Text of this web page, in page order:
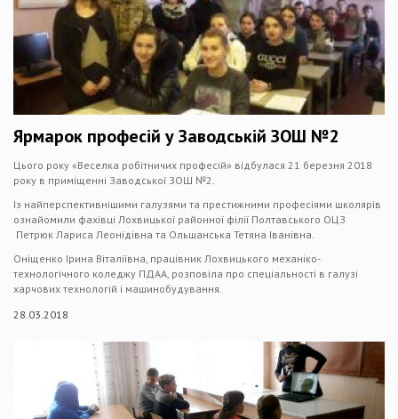
Ярмарок професій у Заводській ЗОШ №2
Цього року «Веселка робітничих професій» відбулася 21 березня 2018
року в приміщенні Заводської ЗОШ №2.
Із найперспективнішими галузями та престижними професіями школярів
ознайомили фахівці Лохвицької районної філії Полтавського ОЦЗ
Петрюк Лариса Леонідівна та Ольшанська Тетяна Іванівна.
Оніщенко Ірина Віталіївна, працівник Лохвицького механіко-
технологічного коледжу ПДАА, розповіла про спеціальності в галузі
харчових технологій і машинобудування.
28.03.2018